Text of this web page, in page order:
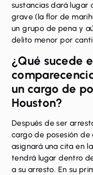
sustancias dará lugar
grave (la flor de
un grupo de pena y
delito menor por
¿Qué sucede
un cargo de
Houston?
Después de ser
cargo de posesión de
asignará una cita en
tendrá lugar dentro
a su arresto. En su